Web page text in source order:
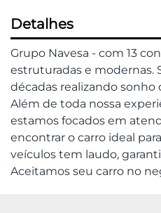
Detalhes
Grupo Navesa - com 13
estruturadas e modernas.
décadas realizando sonho
Além de toda nossa
estamos focados em
encontrar o carro ideal
veículos tem laudo,
Aceitamos seu carro no